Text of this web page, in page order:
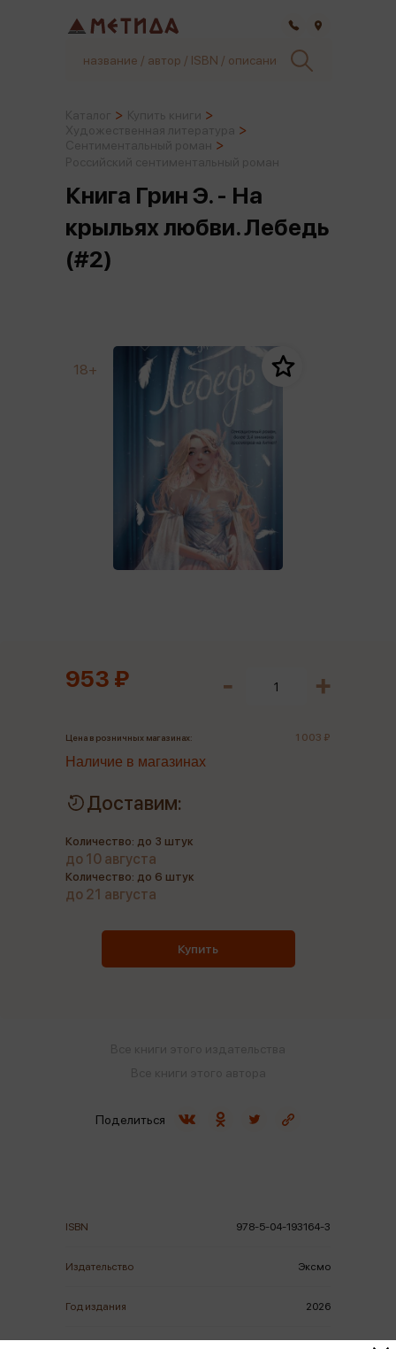
Книга Грин Э. - На
крыльях любви. Лебедь
(#2)
ISBN 978-5-04-193164-3
Издательство Эксмо
Год издания 2026
18+
953 ₽
Цена в розничных магазинах: 1 003 ₽
Наличие в магазинах
Доставим:
Количество: до 3 штук
до 10 августа
Количество: до 6 штук
до 21 августа
Купить
Поделиться